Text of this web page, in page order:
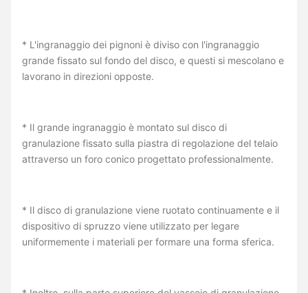
* L'ingranaggio dei pignoni è diviso con l'ingranaggio
grande fissato sul fondo del disco, e questi si mescolano e
lavorano in direzioni opposte.
* Il grande ingranaggio è montato sul disco di
granulazione fissato sulla piastra di regolazione del telaio
attraverso un foro conico progettato professionalmente.
* Il disco di granulazione viene ruotato continuamente e il
dispositivo di spruzzo viene utilizzato per legare
uniformemente i materiali per formare una forma sferica.